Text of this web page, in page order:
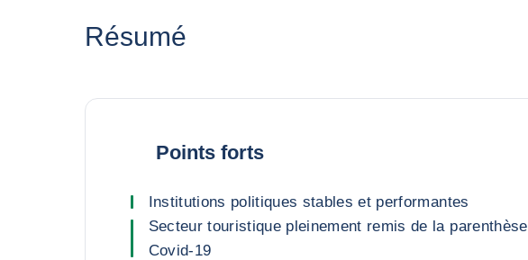
Résumé
Points forts
Institutions politiques stables et performantes
Secteur touristique pleinement remis de la parenthèse
Covid-19